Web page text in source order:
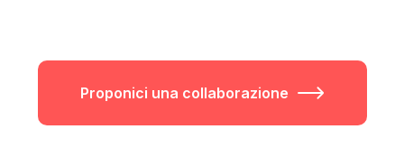
Proponici una collaborazione